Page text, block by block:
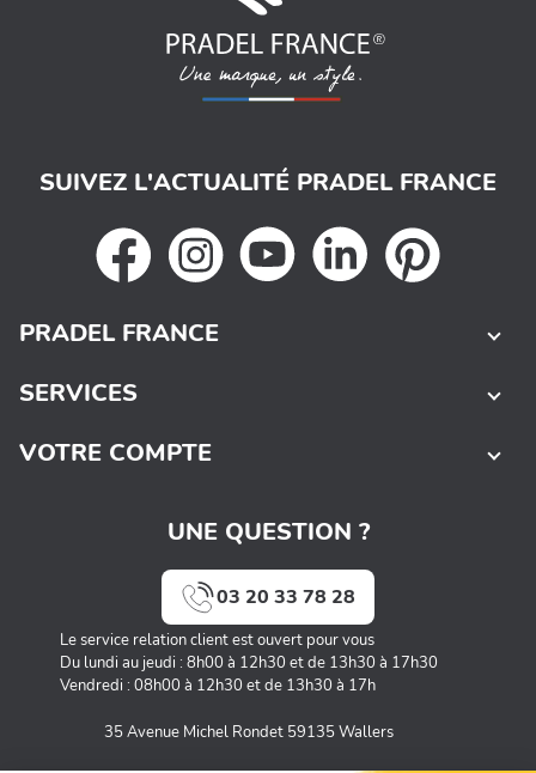
UNE QUESTION ?
03 20 33 78 28
Le service relation client est ouvert pour vous
Du lundi au jeudi : 8h00 à 12h30 et de 13h30 à 17h30
Vendredi : 08h00 à 12h30 et de 13h30 à 17h
35 Avenue Michel Rondet 59135 Wallers
PRADEL FRANCE
SERVICES
VOTRE COMPTE
SUIVEZ L'ACTUALITÉ PRADEL FRANCE